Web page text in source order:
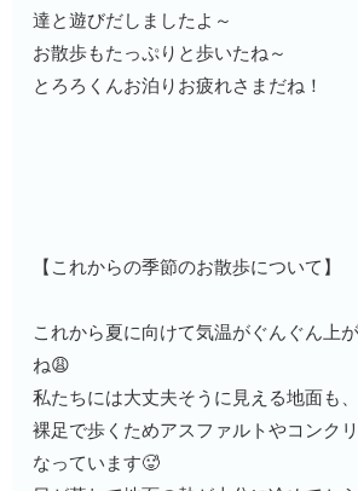
達と遊びだしましたよ～
お散歩もたっぷりと歩いたね～
とろろくんお泊りお疲れさまだね！
【 これからの季節のお散歩について 】
これから夏に向けて気温がぐんぐん上
ね😩
私たちには大丈夫そうに見える地面も
裸足で歩くためアスファルトやコンク
なっています🥵